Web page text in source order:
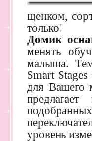
щенком,
только!
Домик
менять
малыша.
Smart
для Вашего
уровень